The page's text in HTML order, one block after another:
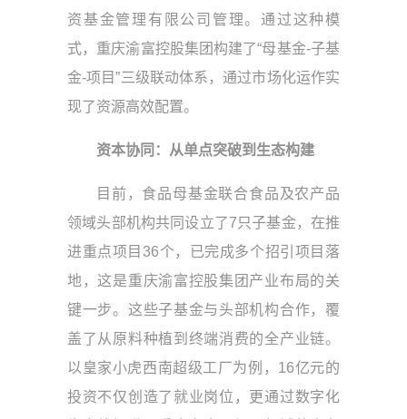
资基金管理有限公司管理。通过这种模
式，重庆渝富控股集团构建了“母基金-子基
金-项目”三级联动体系，通过市场化运作实
现了资源高效配置。
资本协同：从单点突破到生态构建
目前，食品母基金联合食品及农产品
领域头部机构共同设立了7只子基金，在推
进重点项目36个，已完成多个招引项目落
地，这是重庆渝富控股集团产业布局的关
键一步。这些子基金与头部机构合作，覆
盖了从原料种植到终端消费的全产业链。
以皇家小虎西南超级工厂为例，16亿元的
投资不仅创造了就业岗位，更通过数字化